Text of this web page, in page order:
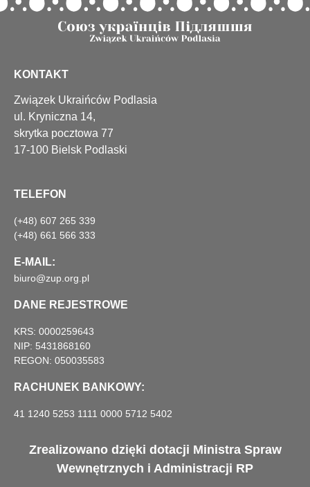
KONTAKT
Związek Ukraińców Podlasia
ul. Kryniczna 14,
skrytka pocztowa 77
17-100 Bielsk Podlaski
TELEFON
(+48) 607 265 339
(+48) 661 566 333
E-MAIL:
biuro@zup.org.pl
DANE REJESTROWE
KRS: 0000259643
NIP: 5431868160
REGON: 050035583
RACHUNEK BANKOWY:
41 1240 5253 1111 0000 5712 5402
Zrealizowano dzięki dotacji Ministra Spraw
Wewnętrznych i Administracji RP